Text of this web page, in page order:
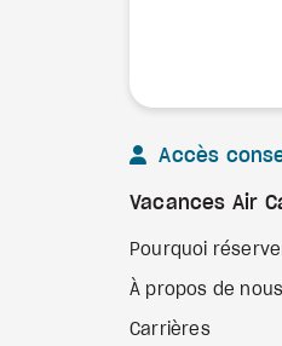
Accès
Vacances Air
Pourquoi
À propos de nous
Carrières